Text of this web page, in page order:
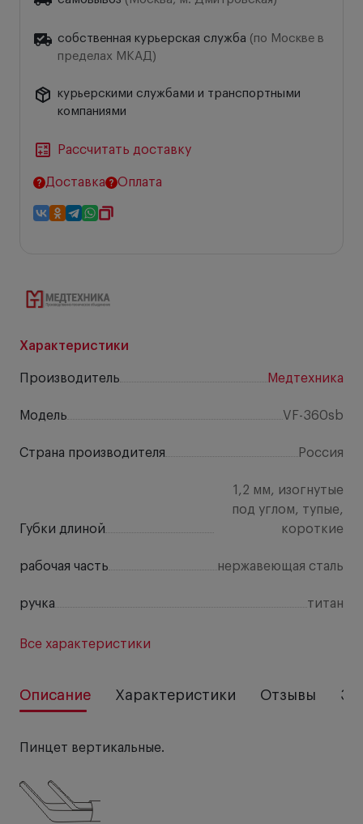
Характеристики
Производитель Медтехника
Модель VF-360sb
Страна производителя Россия
Губки длиной
1,2 мм, изогнутые
под углом, тупые,
короткие
рабочая часть нержавеющая сталь
ручка титан
Все характеристики
собственная курьерская служба (по Москве в
пределах МКАД)
курьерскими службами и транспортными
компаниями
Рассчитать доставку
Доставка Оплата
Описание Характеристики Отзывы
Пинцет вертикальные.